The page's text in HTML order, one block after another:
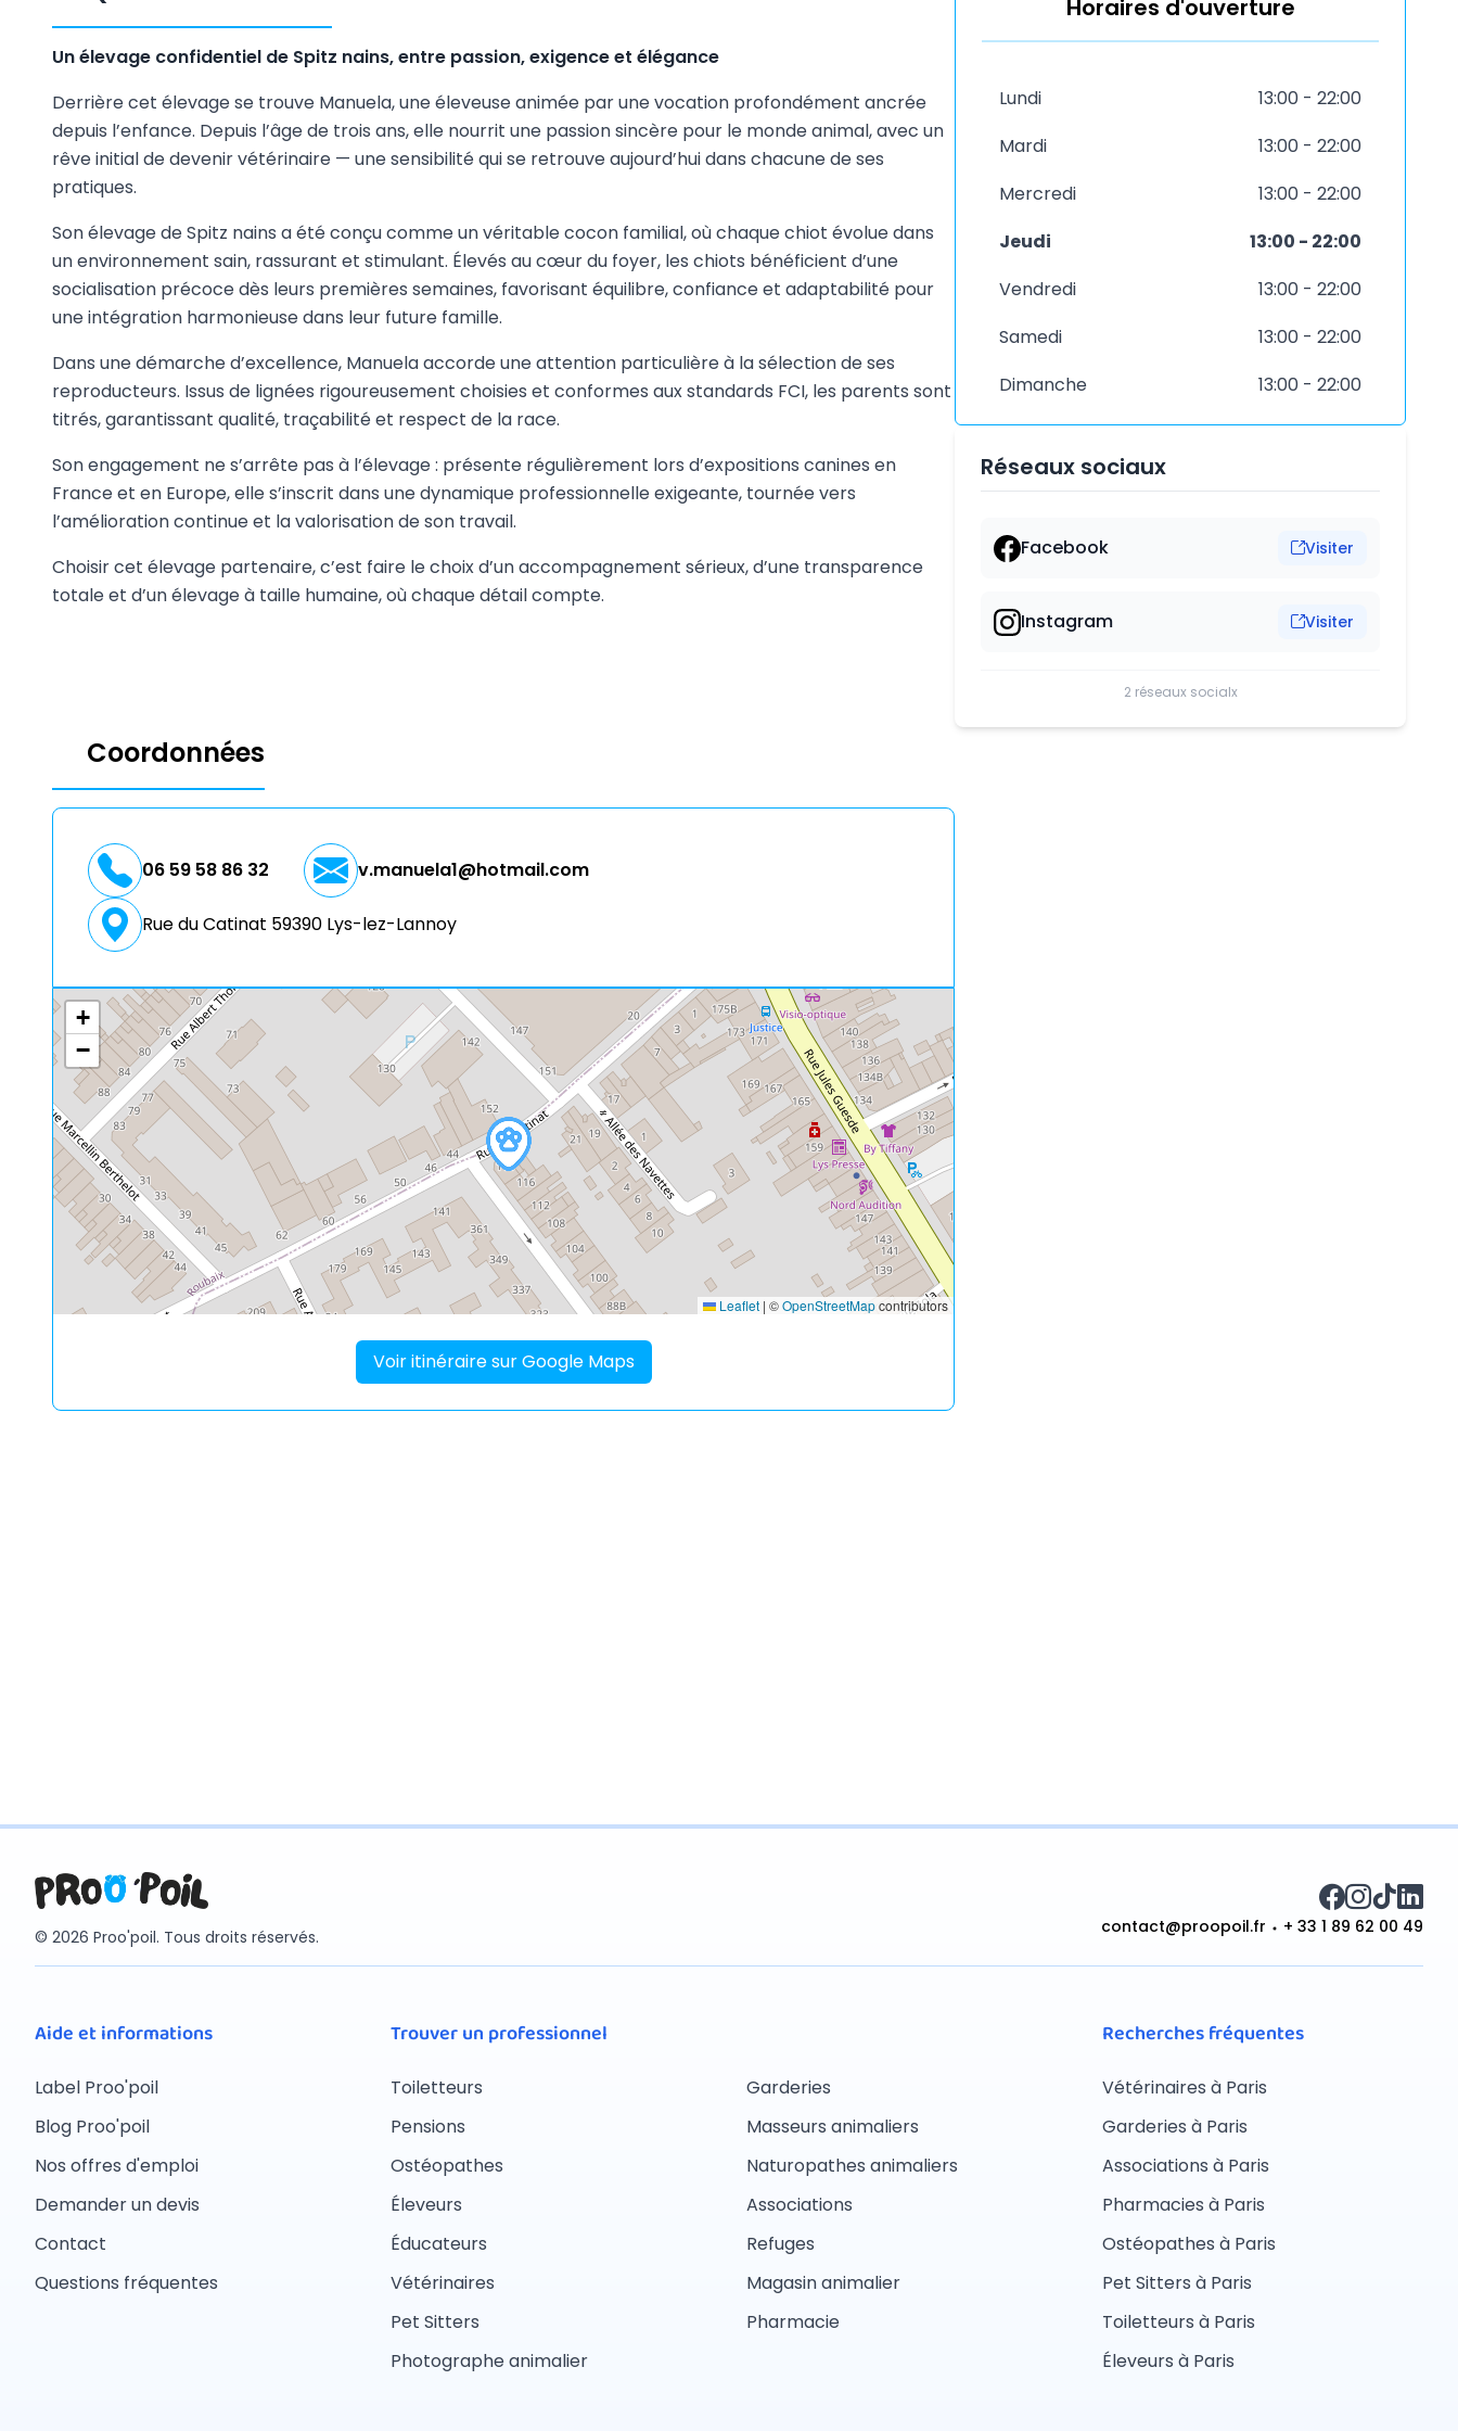
Un élevage confidentiel de Spitz nains, entre passion, exigence et élégance
Derrière cet élevage se trouve Manuela, une éleveuse animée par une vocation profondément ancrée
depuis l’enfance. Depuis l’âge de trois ans, elle nourrit une passion sincère pour le monde animal, avec un
rêve initial de devenir vétérinaire — une sensibilité qui se retrouve aujourd’hui dans chacune de ses
pratiques.
Son élevage de Spitz nains a été conçu comme un véritable cocon familial, où chaque chiot évolue dans
un environnement sain, rassurant et stimulant. Élevés au cœur du foyer, les chiots bénéficient d’une
socialisation précoce dès leurs premières semaines, favorisant équilibre, confiance et adaptabilité pour
une intégration harmonieuse dans leur future famille.
Dans une démarche d’excellence, Manuela accorde une attention particulière à la sélection de ses
reproducteurs. Issus de lignées rigoureusement choisies et conformes aux standards FCI, les parents sont
titrés, garantissant qualité, traçabilité et respect de la race.
Son engagement ne s’arrête pas à l’élevage : présente régulièrement lors d’expositions canines en
France et en Europe, elle s’inscrit dans une dynamique professionnelle exigeante, tournée vers
l’amélioration continue et la valorisation de son travail.
Choisir cet élevage partenaire, c’est faire le choix d’un accompagnement sérieux, d’une transparence
totale et d’un élevage à taille humaine, où chaque détail compte.
Coordonnées
06 59 58 86 32 v.manuela1@hotmail.com
Rue du Catinat 59390 Lys-lez-Lannoy
+
−
Leaflet | ©OpenStreetMapcontributors
Voir itinéraire sur Google Maps
Horaires d'ouverture
Lundi
13:00 - 22:00
Mardi
13:00 - 22:00
Mercredi
13:00 - 22:00
Jeudi
13:00 - 22:00
Vendredi
13:00 - 22:00
Samedi
13:00 - 22:00
Dimanche
13:00 - 22:00
Réseaux sociaux
Facebook Visiter
Instagram Visiter
2 réseaux socialx
© 2026 Proo'poil. Tous droits réservés.
contact@proopoil.fr + 33 1 89 62 00 49
Aide et informations
Label Proo'poil
Blog Proo'poil
Nos offres d'emploi
Demander un devis
Contact
Questions fréquentes
Trouver un professionnel
Toiletteurs
Pensions
Ostéopathes
Éleveurs
Éducateurs
Vétérinaires
Pet Sitters
Photographe animalier
Garderies
Masseurs animaliers
Naturopathes animaliers
Associations
Refuges
Magasin animalier
Pharmacie
Recherches fréquentes
Vétérinaires à Paris
Garderies à Paris
Associations à Paris
Pharmacies à Paris
Ostéopathes à Paris
Pet Sitters à Paris
Toiletteurs à Paris
Éleveurs à Paris